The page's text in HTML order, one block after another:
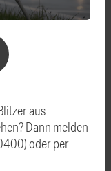
aus
Dann melden
oder per